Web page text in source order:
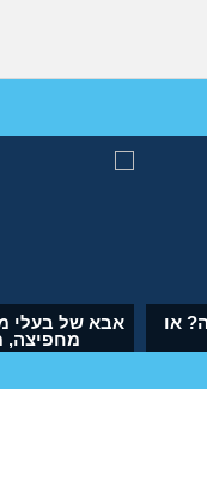
האם להתגרש בשביל
שזה רק ריגוש?